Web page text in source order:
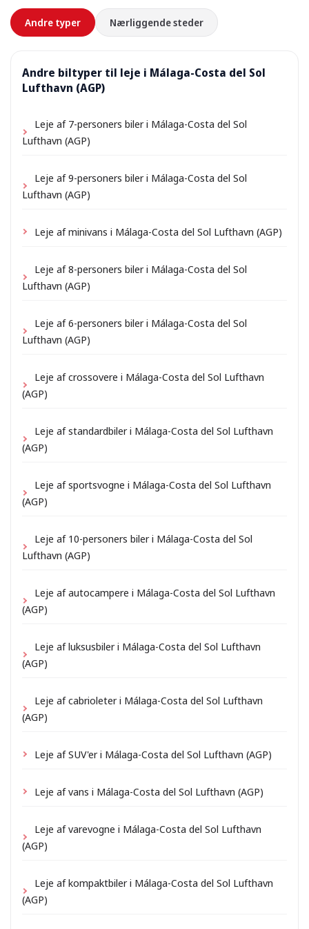
Andre typer Nærliggende steder
Andre biltyper til leje i Málaga-Costa del Sol
Lufthavn (AGP)
Leje af 7-personers biler i Málaga-Costa del Sol
Lufthavn (AGP)
Leje af 9-personers biler i Málaga-Costa del Sol
Lufthavn (AGP)
Leje af minivans i Málaga-Costa del Sol Lufthavn (AGP)
Leje af 8-personers biler i Málaga-Costa del Sol
Lufthavn (AGP)
Leje af 6-personers biler i Málaga-Costa del Sol
Lufthavn (AGP)
Leje af crossovere i Málaga-Costa del Sol Lufthavn
(AGP)
Leje af standardbiler i Málaga-Costa del Sol Lufthavn
(AGP)
Leje af sportsvogne i Málaga-Costa del Sol Lufthavn
(AGP)
Leje af 10-personers biler i Málaga-Costa del Sol
Lufthavn (AGP)
Leje af autocampere i Málaga-Costa del Sol Lufthavn
(AGP)
Leje af luksusbiler i Málaga-Costa del Sol Lufthavn
(AGP)
Leje af cabrioleter i Málaga-Costa del Sol Lufthavn
(AGP)
Leje af SUV'er i Málaga-Costa del Sol Lufthavn (AGP)
Leje af vans i Málaga-Costa del Sol Lufthavn (AGP)
Leje af varevogne i Málaga-Costa del Sol Lufthavn
(AGP)
Leje af kompaktbiler i Málaga-Costa del Sol Lufthavn
(AGP)